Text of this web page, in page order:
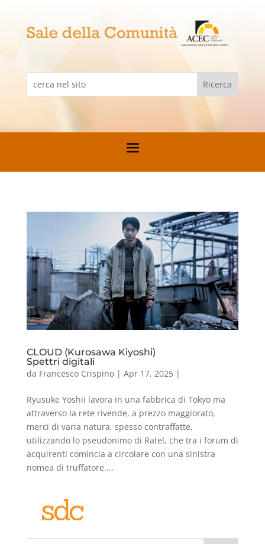
CLOUD (Kurosawa Kiyoshi)
Spettri digitali
da Francesco Crispino| Apr 17, 2025|
Ryusuke Yoshii lavora in una fabbrica di Tokyo ma
attraverso la rete rivende, a prezzo maggiorato,
merci di varia natura, spesso contraffatte,
utilizzando lo pseudonimo di Ratel, che tra i forum di
acquirenti comincia a circolare con una sinistra
nomea di truffatore....